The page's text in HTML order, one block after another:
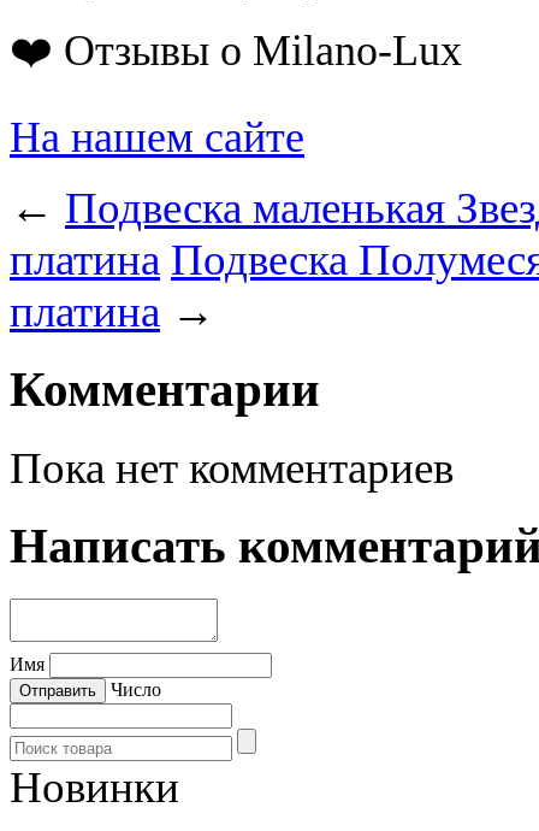
❤️ Отзывы о Milano-Lux
На нашем сайте
← Подвеска маленькая
платина Подвеска
платина →
Комментарии
Пока нет комментариев
Написать
Имя
Число
Новинки